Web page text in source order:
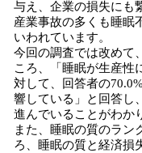
与え、企業の損失にも
産業事故の多くも睡眠
いわれています。
今回の調査では改めて
ころ、「睡眠が生産性
対して、回答者の
響している」と回答し
進んでいることがわか
また、睡眠の質のラン
ろ、睡眠の質と経済損